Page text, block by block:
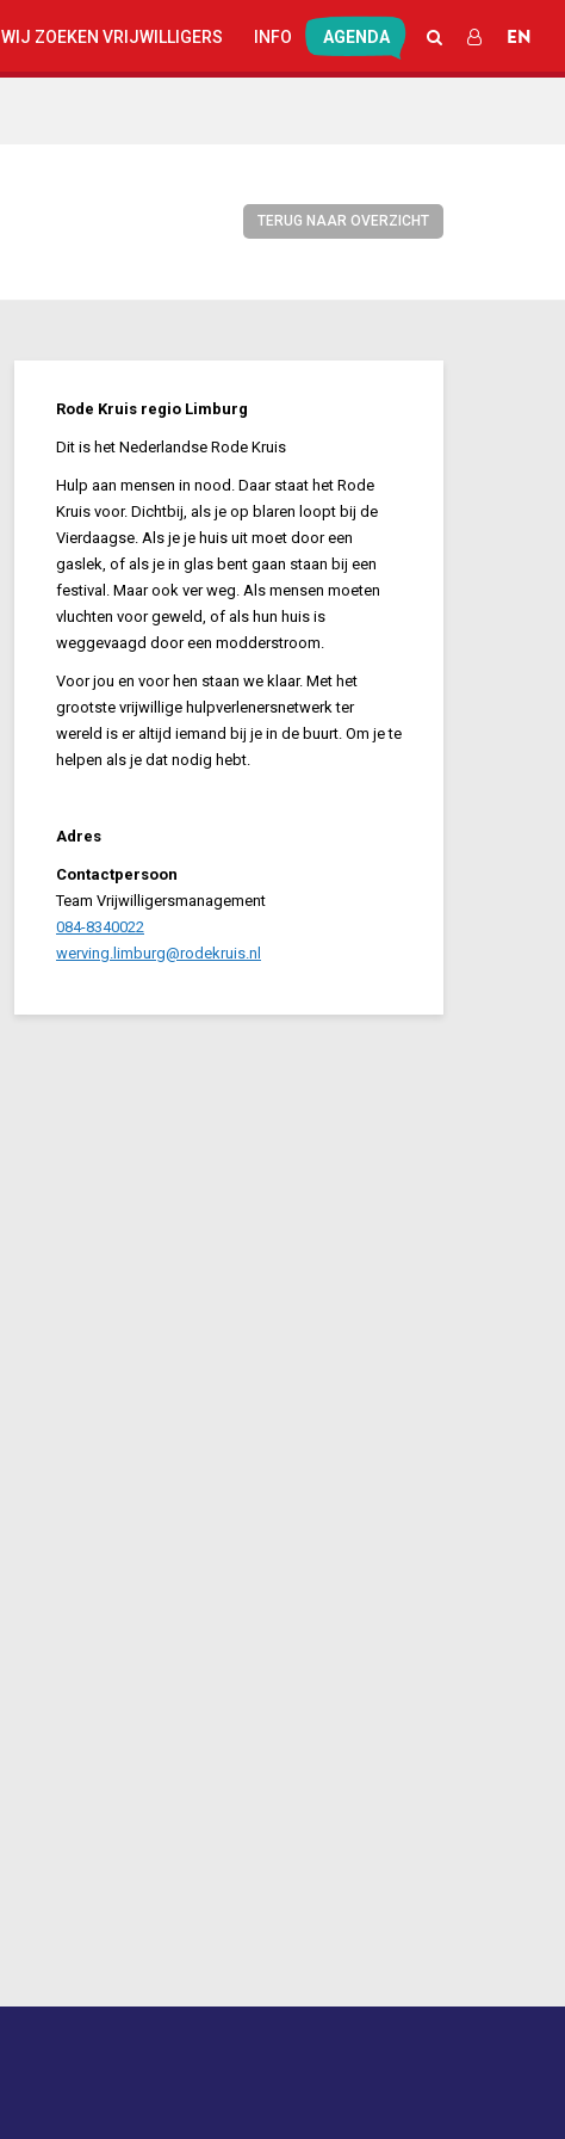
ZOEKENINLOGGEN
EN
WIJ ZOEKEN VRIJWILLIGERS INFO AGENDA
TERUG NAAR OVERZICHT
Rode Kruis regio Limburg
Dit is het Nederlandse Rode Kruis
Hulp aan mensen in nood. Daar staat het Rode
Kruis voor. Dichtbij, als je op blaren loopt bij de
Vierdaagse. Als je je huis uit moet door een
gaslek, of als je in glas bent gaan staan bij een
festival. Maar ook ver weg. Als mensen moeten
vluchten voor geweld, of als hun huis is
weggevaagd door een modderstroom.
Voor jou en voor hen staan we klaar. Met het
grootste vrijwillige hulpverlenersnetwerk ter
wereld is er altijd iemand bij je in de buurt. Om je te
helpen als je dat nodig hebt.
Adres
Contactpersoon
Team Vrijwilligersmanagement
084-8340022
werving.limburg@rodekruis.nl